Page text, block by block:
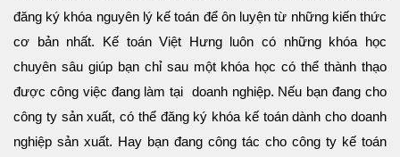
đăng ký khóa nguyên lý kế toán để ôn luyện từ những kiến thức
cơ bản nhất. Kế toán Việt Hưng luôn có những khóa học
chuyên sâu giúp bạn chỉ sau một khóa học có thể thành thạo
được công việc đang làm tại doanh nghiệp. Nếu bạn đang cho
công ty sản xuất, có thể đăng ký khóa kế toán dành cho doanh
nghiệp sản xuất. Hay bạn đang công tác cho công ty kế toán